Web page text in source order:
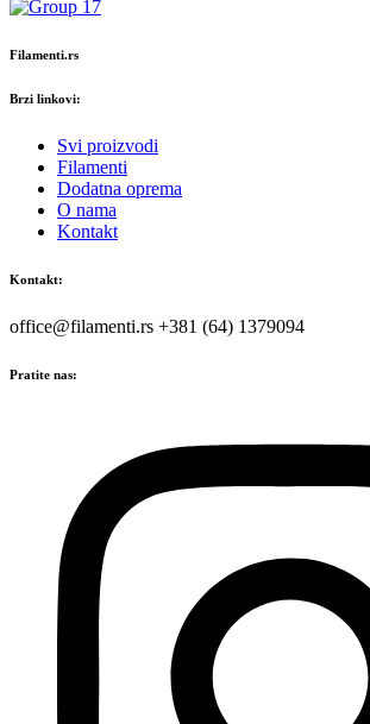
Filamenti.rs
Brzi linkovi:
Svi proizvodi
Filamenti
Dodatna oprema
O nama
Kontakt
Kontakt:
office@filamenti.rs +381 (64) 1379094
Pratite nas: